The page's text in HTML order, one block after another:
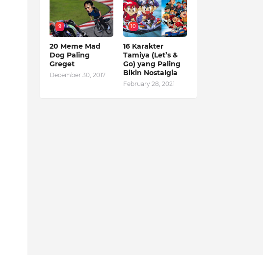
9
20 Meme Mad
Dog Paling
Greget
December 30, 2017
10
16 Karakter
Tamiya (Let’s &
Go) yang Paling
Bikin Nostalgia
February 28, 2021